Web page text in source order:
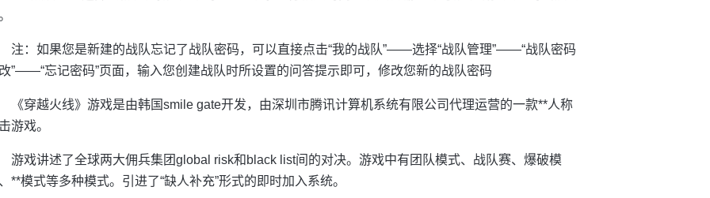
注：如果您是新建的战队忘记了战队密码，可以直接点击“我的战队”——选择“战队管理”——“战队密码
”——“忘记密码”页面，输入您创建战队时所设置的问答提示即可，修改您新的战队密码
《穿越火线》游戏是由韩国smile gate开发，由深圳市腾讯计算机系统有限公司代理运营的一款**人称
游戏。
游戏讲述了全球两大佣兵集团global risk和black list间的对决。游戏中有团队模式、战队赛、爆破模
**模式等多种模式。引进了“缺人补充”形式的即时加入系统。